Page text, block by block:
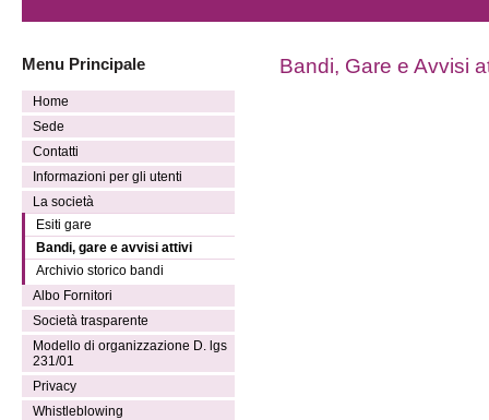
Menu Principale
Home
Sede
Contatti
Informazioni per gli utenti
La società
Esiti gare
Bandi, gare e avvisi attivi
Archivio storico bandi
Albo Fornitori
Società trasparente
Modello di organizzazione D. lgs
231/01
Privacy
Whistleblowing
Bandi, Gare e Avvisi